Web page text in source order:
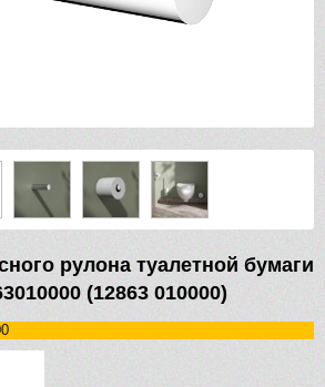
рулона туалетной бумаги
(12863 010000)